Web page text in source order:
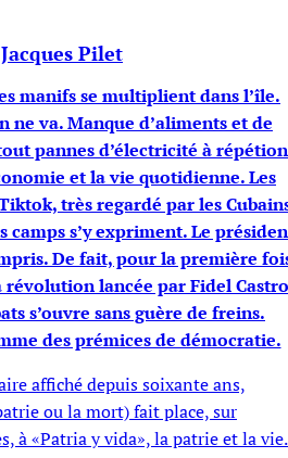
Jacques Pilet
manifs se multiplient dans l’île.
ne va. Manque d’aliments et de
pannes d’électricité à
et la vie quotidienne. Les
très regardé par les
s’y expriment. Le
De fait, pour la première
révolution lancée par Fidel
s’ouvre sans guère de freins.
des prémices de démocratie.
affiché depuis soixante ans,
ou la mort) fait place, sur
à «Patria y vida», la patrie et la vie.